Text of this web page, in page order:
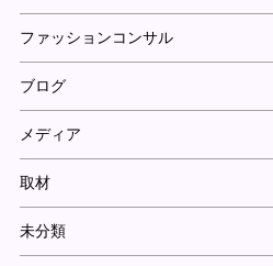
ファッションコンサル
ブログ
メディア
取材
未分類